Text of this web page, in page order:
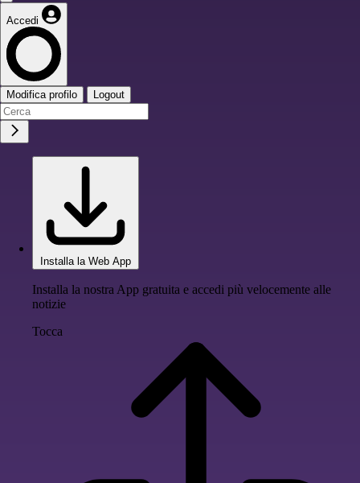
Accedi
Modifica profilo Logout
Installa la Web App
Installa la nostra App gratuita e accedi più velocemente alle
notizie
Tocca